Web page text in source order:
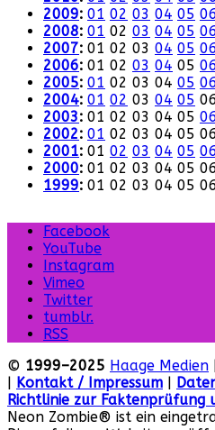
2009: 01 02 03 04 05
2008: 01 02 03 04 05
2007: 01 02 03 04 05
2006: 01 02 03 04 05
2005: 01 02 03 04 05
2004: 01 02 03 04 05
2003: 01 02 03 04 05
2002: 01 02 03 04 05
2001: 01 02 03 04 05
2000: 01 02 03 04 05
1999: 01 02 03 04 05
Facebook
YouTube
Instagram
Vimeo
Twitter
tumblr.
RSS
© 1999–2025 Haage Medien
Kontakt / Impressum
Richtlinie zur Faktenprüfung
Neon Zombie® ist ein